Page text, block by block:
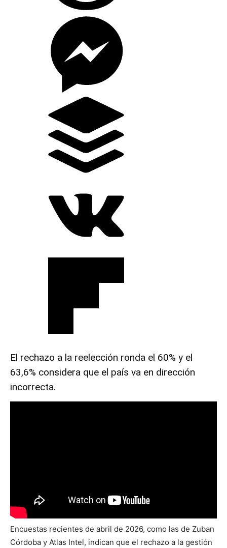
El rechazo a la reelección ronda el 60% y el
63,6% considera que el país va en dirección
incorrecta.
Encuestas recientes de abril de 2026, como las de Zuban
Córdoba y Atlas Intel, indican que el rechazo a la gestión